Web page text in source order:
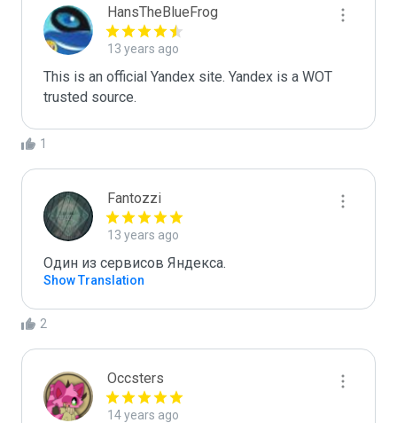
HansTheBlueFrog
13 years ago
This is an official Yandex site. Yandex is a WOT
trusted source.
1
Fantozzi
13 years ago
Один из сервисов Яндекса.
Show Translation
2
Occsters
14 years ago